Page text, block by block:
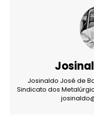
Josinaldo José de
Sindicato dos